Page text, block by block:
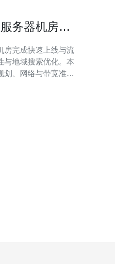
务器机房完
房完成快速上线与流
与地域搜索优化。本
划、网络与带宽准
，为运维与站长提供